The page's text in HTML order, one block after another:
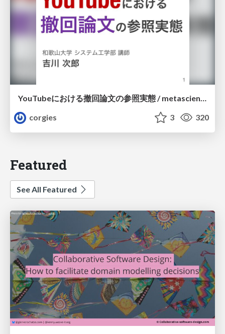
YouTubeにおける撤回論文の参照実態 / metascience-meetup2026
corgies
3 320
Featured
See All Featured